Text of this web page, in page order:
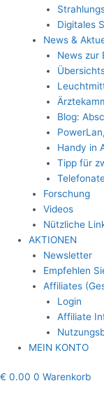
Digitales
News &
News zur
Blog:
Handy in
Tipp für
Forschung
Videos
Nützliche
AKTIONEN
Newsletter
Empfehlen
Affiliates
Login
Affiliate
MEIN KONTO
€ 0.00 0 Warenkorb